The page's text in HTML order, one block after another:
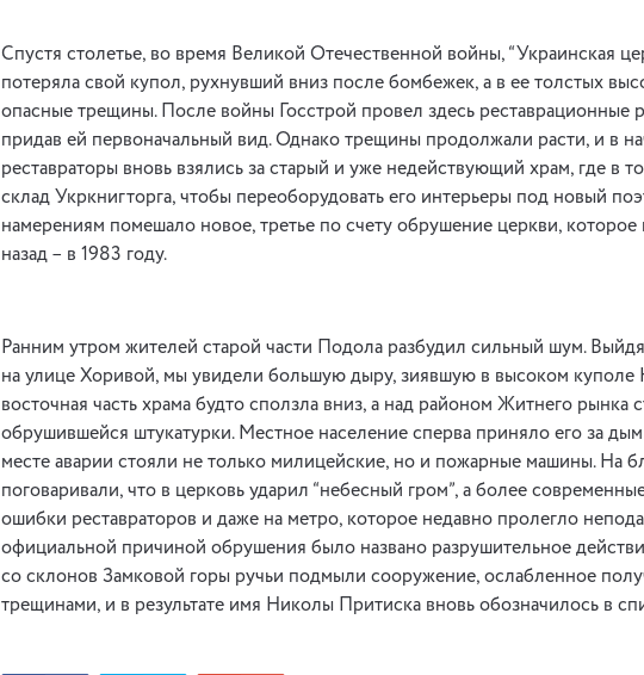
Спустя столетье, во время Великой Отечественной войны, “Украинская
потеряла свой купол, рухнувший вниз после бомбежек, а в ее толстых
опасные трещины. После войны Госстрой провел здесь реставрационные
придав ей первоначальный вид. Однако трещины продолжали расти, и в
реставраторы вновь взялись за старый и уже недействующий храм, где в
склад Укркнигторга, чтобы переоборудовать его интерьеры под новый
намерениям помешало новое, третье по счету обрушение церкви, которое
назад – в 1983 году.
Ранним утром жителей старой части Подола разбудил сильный шум.
на улице Хоривой, мы увидели большую дыру, зиявшую в высоком
восточная часть храма будто сползла вниз, а над районом Житнего рынка
обрушившейся штукатурки. Местное население сперва приняло его за
месте аварии стояли не только милицейские, но и пожарные машины. На
поговаривали, что в церковь ударил “небесный гром”, а более
ошибки реставраторов и даже на метро, которое недавно пролегло
официальной причиной обрушения было названо разрушительное
со склонов Замковой горы ручьи подмыли сооружение, ослабленное
трещинами, и в результате имя Николы Притиска вновь обозначилось в